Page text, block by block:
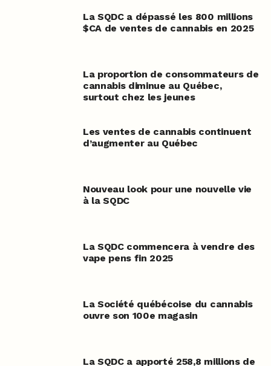
La SQDC a dépassé les 800 millions
$CA de ventes de cannabis en 2025
La proportion de consommateurs de
cannabis diminue au Québec,
surtout chez les jeunes
Les ventes de cannabis continuent
d’augmenter au Québec
Nouveau look pour une nouvelle vie
à la SQDC
La SQDC commencera à vendre des
vape pens fin 2025
La Société québécoise du cannabis
ouvre son 100e magasin
La SQDC a apporté 258,8 millions de